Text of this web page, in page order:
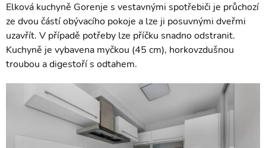
Elková kuchyně Gorenje s vestavnými spotřebiči je průchozí
ze dvou částí obývacího pokoje a lze ji posuvnými dveřmi
uzavřít. V případě potřeby lze příčku snadno odstranit.
Kuchyně je vybavena myčkou (45 cm), horkovzdušnou
troubou a digestoří s odtahem.